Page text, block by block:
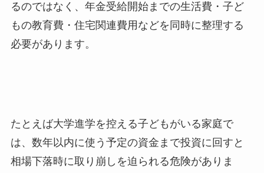
るのではなく、年金受給開始までの生活費・子ど
もの教育費・住宅関連費用などを同時に整理する
必要があります。
たとえば大学進学を控える子どもがいる家庭で
は、数年以内に使う予定の資金まで投資に回すと
相場下落時に取り崩しを迫られる危険がありま